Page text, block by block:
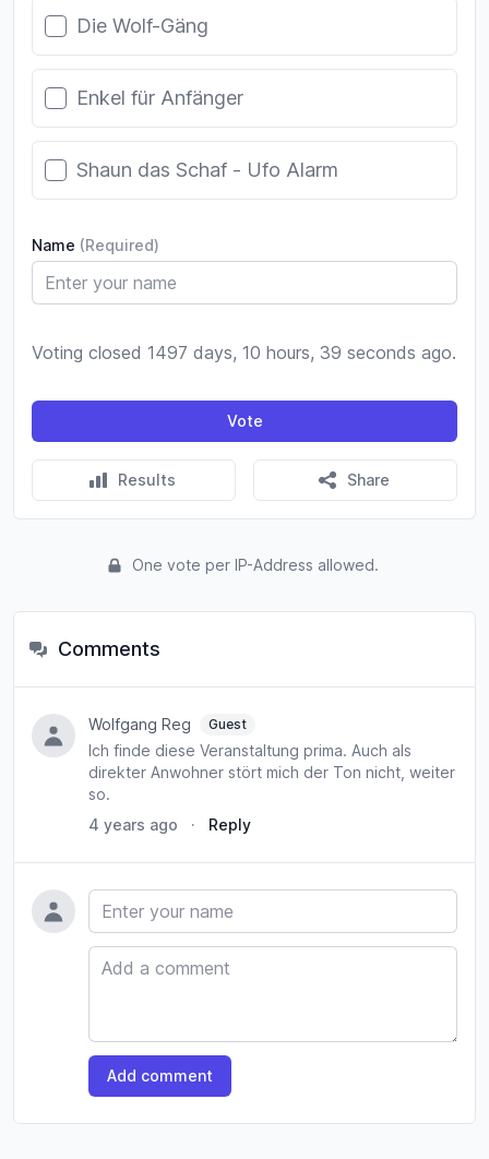
Die Wolf-Gäng
Enkel für Anfänger
Shaun das Schaf - Ufo Alarm
Name (Required)
Voting closed 1497 days, 10 hours, 39 seconds ago.
Vote
Results Share
One vote per IP-Address allowed.
Comments
Wolfgang Reg Guest
Ich finde diese Veranstaltung prima. Auch als
direkter Anwohner stört mich der Ton nicht, weiter
so.
4 years ago
· Reply
Name
Comment
Add comment